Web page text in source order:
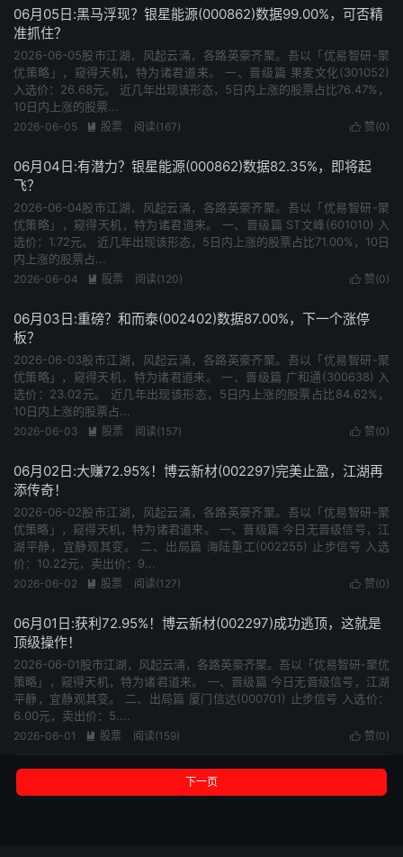
06月05日:黑马浮现？银星能源(000862)数据99.00%，可否精
准抓住？
2026-06-05股市江湖，风起云涌，各路英豪齐聚。吾以「优易智研-聚
优策略」，窥得天机，特为诸君道来。 一、晋级篇 果麦文化(301052)
入选价：26.68元。 近几年出现该形态，5日内上涨的股票占比76.47%，
10日内上涨的股票...
 赞(0)
2026-06-05  股票 阅读(167)
06月04日:有潜力？银星能源(000862)数据82.35%，即将起
飞？
2026-06-04股市江湖，风起云涌，各路英豪齐聚。吾以「优易智研-聚
优策略」，窥得天机，特为诸君道来。 一、晋级篇 ST文峰(601010) 入
选价：1.72元。 近几年出现该形态，5日内上涨的股票占比71.00%，10日
内上涨的股票占...
 赞(0)
2026-06-04  股票 阅读(120)
06月03日:重磅？和而泰(002402)数据87.00%，下一个涨停
板？
2026-06-03股市江湖，风起云涌，各路英豪齐聚。吾以「优易智研-聚
优策略」，窥得天机，特为诸君道来。 一、晋级篇 广和通(300638) 入
选价：23.02元。 近几年出现该形态，5日内上涨的股票占比84.62%，
10日内上涨的股票占...
 赞(0)
2026-06-03  股票 阅读(157)
06月02日:大赚72.95%！博云新材(002297)完美止盈，江湖再
添传奇！
2026-06-02股市江湖，风起云涌，各路英豪齐聚。吾以「优易智研-聚
优策略」，窥得天机，特为诸君道来。 一、晋级篇 今日无晋级信号，江
湖平静，宜静观其变。 二、出局篇 海陆重工(002255) 止步信号 入选
价：10.22元，卖出价：9...
 赞(0)
2026-06-02  股票 阅读(127)
06月01日:获利72.95%！博云新材(002297)成功逃顶，这就是
顶级操作！
2026-06-01股市江湖，风起云涌，各路英豪齐聚。吾以「优易智研-聚优
策略」，窥得天机，特为诸君道来。 一、晋级篇 今日无晋级信号，江湖
平静，宜静观其变。 二、出局篇 厦门信达(000701) 止步信号 入选价：
6.00元，卖出价：5....
 赞(0)
2026-06-01  股票 阅读(159)
下一页